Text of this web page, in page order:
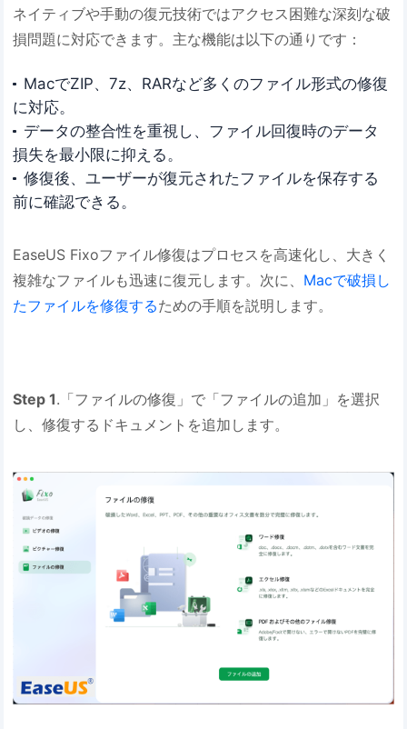
ネイティブや手動の復元技術ではアクセス困難な深刻な破
損問題に対応できます。主な機能は以下の通りです：
MacでZIP、7z、RARなど多くのファイル形式の修復
に対応。
データの整合性を重視し、ファイル回復時のデータ
損失を最小限に抑える。
修復後、ユーザーが復元されたファイルを保存する
前に確認できる。
EaseUS Fixoファイル修復はプロセスを高速化し、大きく
複雑なファイルも迅速に復元します。次に、 Macで破損し
たファイルを修復するための手順を説明します。
Step 1.「ファイルの修復」で「ファイルの追加」を選択
し、修復するドキュメントを追加します。